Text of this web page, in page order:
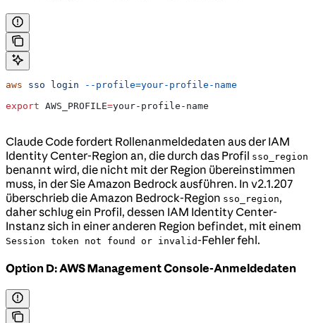
aws sso login --profile=your-profile-name
export AWS_PROFILE=your-profile-name
Claude Code fordert Rollenanmeldedaten aus der IAM
Identity Center-Region an, die durch das Profil sso_region
benannt wird, die nicht mit der Region übereinstimmen
muss, in der Sie Amazon Bedrock ausführen. In v2.1.207
überschrieb die Amazon Bedrock-Region sso_region,
daher schlug ein Profil, dessen IAM Identity Center-
Instanz sich in einer anderen Region befindet, mit einem
Session token not found or invalid-Fehler fehl.
Option D: AWS Management Console-Anmeldedaten